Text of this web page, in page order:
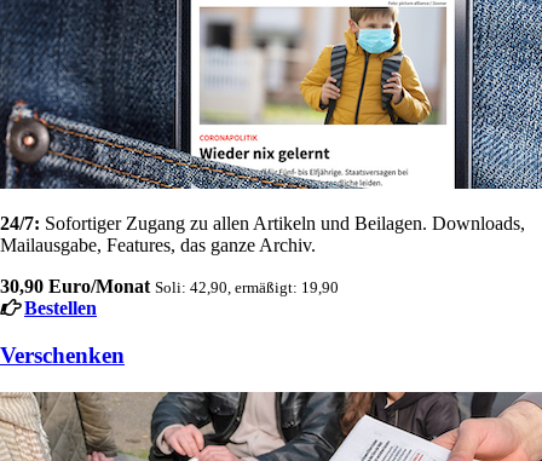
24/7: Sofortiger Zugang zu allen Artikeln und Beilagen. Downloads,
Mailausgabe, Features, das ganze Archiv.
30,90 Euro/Monat Soli: 42,90, ermäßigt: 19,90
Bestellen
Verschenken